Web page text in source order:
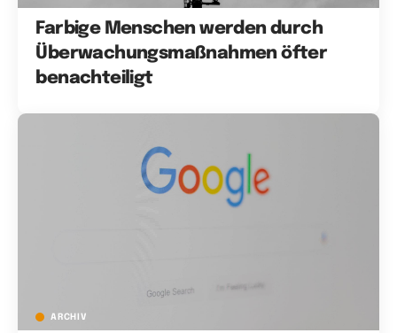
Farbige Menschen werden durch
Überwachungsmaßnahmen öfter
benachteiligt
ARCHIV